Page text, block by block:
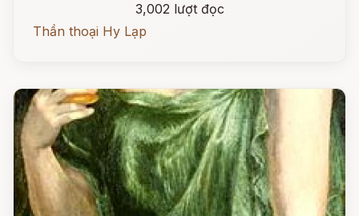
3,002 lượt đọc
Thần thoại Hy Lạp